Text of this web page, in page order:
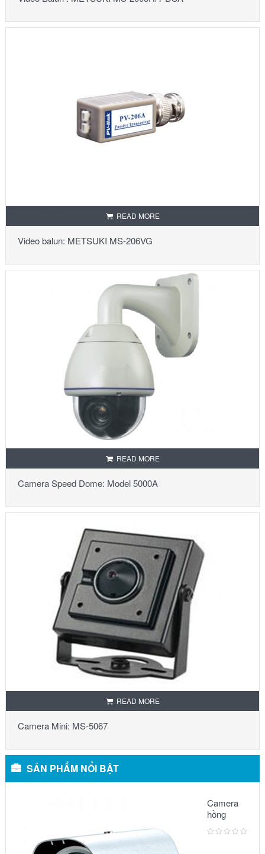
READ MORE
Video balun: METSUKI MS-206VG
READ MORE
Camera Speed Dome: Model 5000A
READ MORE
Camera Mini: MS-5067
SẢN PHẨM NỔI BẬT
Camera
hồng
ngoại:
Model